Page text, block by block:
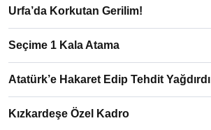
Urfa’da Korkutan Gerilim!
Seçime 1 Kala Atama
Atatürk’e Hakaret Edip Tehdit Yağdırdı
Kızkardeşe Özel Kadro